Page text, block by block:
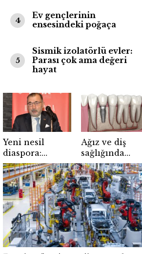
4
Ev gençlerinin
ensesindeki poğaça
5
Sismik izolatörlü evler:
Parası çok ama değeri
hayat
Yeni nesil
diaspora:
Avrupa’daki
Türkler
geleceği inşa
ediyor
Ağız ve diş
sağlığında
implant
tedavisi